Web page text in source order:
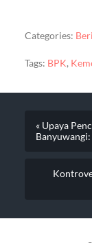
Categories:
Tags: BPK,
« Upaya